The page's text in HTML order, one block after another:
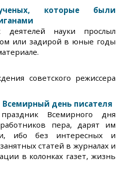
которые были
деятелей науки прослыл
или задирой в юные годы
советского режиссера
Всемирный день писателя
Всемирного дня
пера, дарят им
ибо без интересных и
статей в журналах и
в колонках газет, жизнь